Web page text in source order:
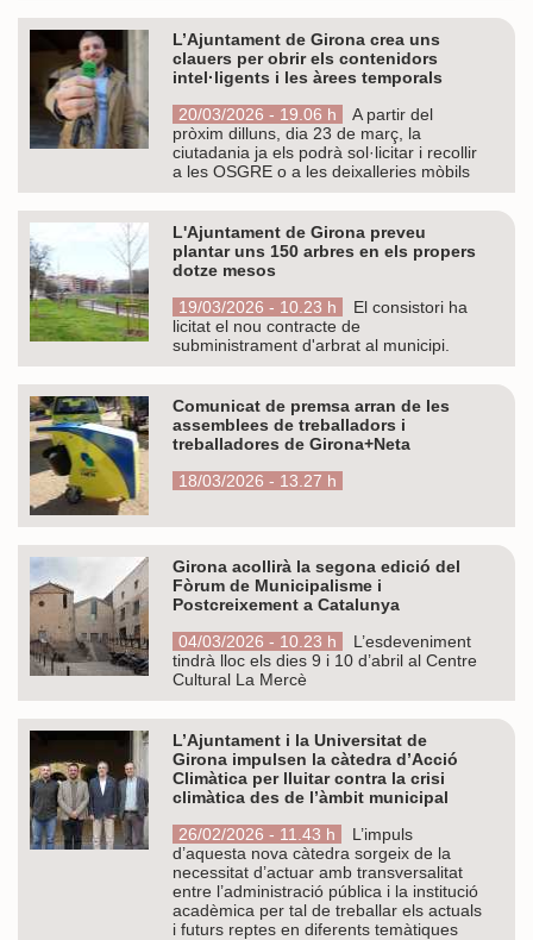
L’Ajuntament de Girona crea uns
clauers per obrir els contenidors
intel·ligents i les àrees temporals
20/03/2026 - 19.06 h
A partir del
pròxim dilluns, dia 23 de març, la
ciutadania ja els podrà sol·licitar i recollir
a les OSGRE o a les deixalleries mòbils
L'Ajuntament de Girona preveu
plantar uns 150 arbres en els propers
dotze mesos
19/03/2026 - 10.23 h
El consistori ha
licitat el nou contracte de
subministrament d'arbrat al municipi.
Comunicat de premsa arran de les
assemblees de treballadors i
treballadores de Girona+Neta
18/03/2026 - 13.27 h
Girona acollirà la segona edició del
Fòrum de Municipalisme i
Postcreixement a Catalunya
04/03/2026 - 10.23 h
L’esdeveniment
tindrà lloc els dies 9 i 10 d’abril al Centre
Cultural La Mercè
L’Ajuntament i la Universitat de
Girona impulsen la càtedra d’Acció
Climàtica per lluitar contra la crisi
climàtica des de l’àmbit municipal
26/02/2026 - 11.43 h
L’impuls
d’aquesta nova càtedra sorgeix de la
necessitat d’actuar amb transversalitat
entre l’administració pública i la institució
acadèmica per tal de treballar els actuals
i futurs reptes en diferents temàtiques